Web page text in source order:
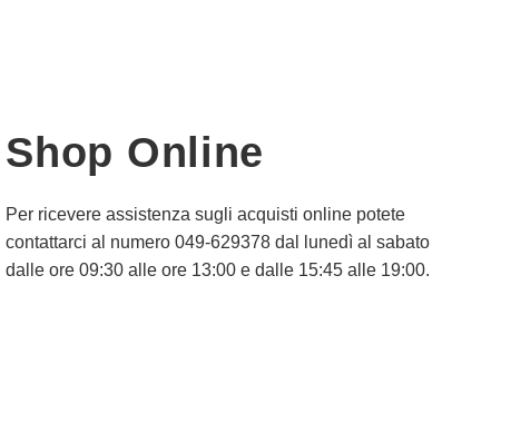
Shop Online
Per ricevere assistenza sugli acquisti online potete
contattarci al numero 049-629378 dal lunedì al sabato
dalle ore 09:30 alle ore 13:00 e dalle 15:45 alle 19:00.